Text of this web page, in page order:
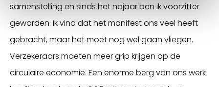
samenstelling en sinds het najaar ben ik voorzitter
geworden. Ik vind dat het manifest ons veel heeft
gebracht, maar het moet nog wel gaan vliegen.
Verzekeraars moeten meer grip krijgen op de
circulaire economie. Een enorme berg van ons werk